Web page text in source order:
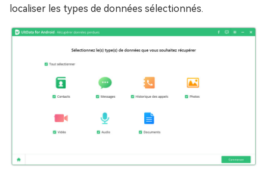
localiser les types de données sélectionnés.